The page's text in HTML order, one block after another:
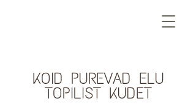
KOID PUREVAD ELU
TOPILIST KUDET